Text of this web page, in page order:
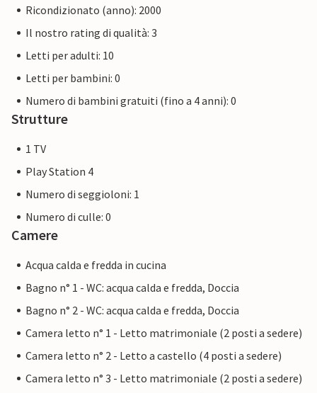
Ricondizionato (anno): 2000
Il nostro rating di qualità: 3
Letti per adulti: 10
Letti per bambini: 0
Numero di bambini gratuiti (fino a 4 anni): 0
Strutture
1 TV
Play Station 4
Numero di seggioloni: 1
Numero di culle: 0
Camere
Acqua calda e fredda in cucina
Bagno n° 1 - WC: acqua calda e fredda, Doccia
Bagno n° 2 - WC: acqua calda e fredda, Doccia
Camera letto n° 1 - Letto matrimoniale (2 posti a sedere)
Camera letto n° 2 - Letto a castello (4 posti a sedere)
Camera letto n° 3 - Letto matrimoniale (2 posti a sedere)